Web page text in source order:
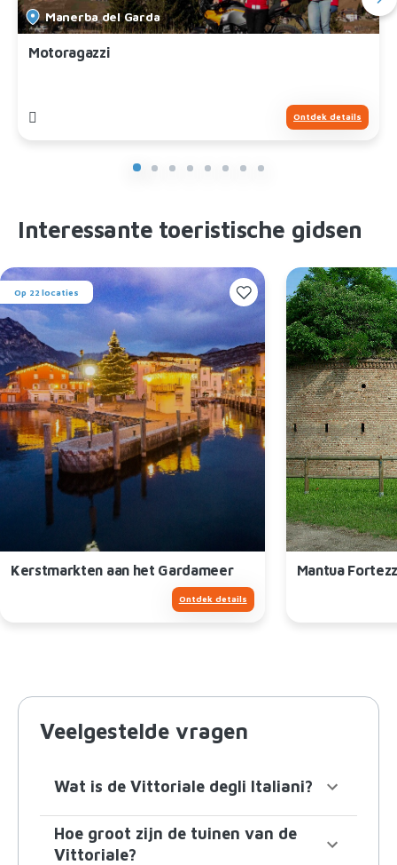
Manerba del Garda
Motoragazzi
Ontdek details
Interessante toeristische gidsen
Op 22 locaties
Kerstmarkten aan het Gardameer
Ontdek details
Mantua
Veelgestelde vragen
Wat is de Vittoriale degli Italiani?
Hoe groot zijn de tuinen van de
Vittoriale?